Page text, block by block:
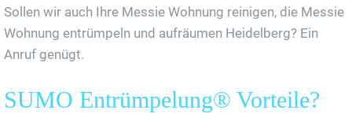
Sollen wir auch Ihre Messie Wohnung reinigen, die Messie
Wohnung entrümpeln und aufräumen Heidelberg? Ein
Anruf genügt.
SUMO Entrümpelung® Vorteile?